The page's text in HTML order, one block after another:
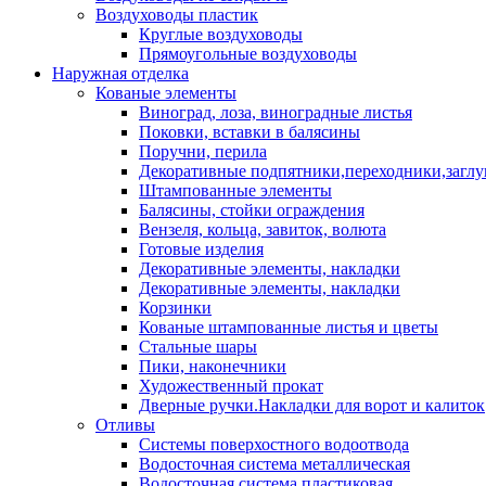
Воздуховоды пластик
Круглые воздуховоды
Прямоугольные воздуховоды
Наружная отделка
Кованые элементы
Виноград, лоза, виноградные листья
Поковки, вставки в балясины
Поручни, перила
Декоративные
Штампованные элементы
Балясины, стойки ограждения
Вензеля, кольца, завиток, волюта
Готовые изделия
Декоративные элементы, накладки
Декоративные элементы, накладки
Корзинки
Кованые штампованные листья и цветы
Стальные шары
Пики, наконечники
Художественный прокат
Дверные ручки.Накладки для ворот и калиток
Отливы
Системы поверхостного водоотвода
Водосточная система металлическая